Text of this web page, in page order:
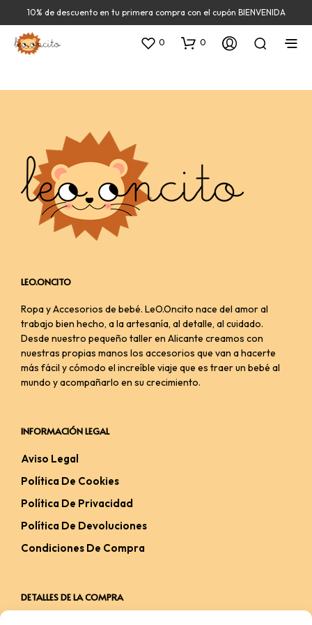
10% de descuento en tu primera compra con el cupón BIENVENIDA
0 0
LEO.ONCITO
Ropa y Accesorios de bebé. LeO.Oncito nace del amor al
trabajo bien hecho, a la artesanía, al detalle, al cuidado.
Desde nuestro pequeño taller en Alicante creamos con
nuestras propias manos los accesorios que van a hacerte
más fácil y cómodo el increíble viaje que es traer un bebé al
mundo y acompañarlo en su crecimiento.
INFORMACIÓN LEGAL
Aviso Legal
Política De Cookies
Política De Privacidad
Política De Devoluciones
Condiciones De Compra
DETALLES DE LA COMPRA